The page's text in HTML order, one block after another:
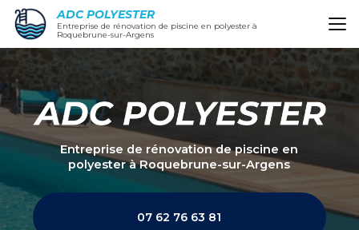
Aller
contenu
principal
ADC POLYESTER
Entreprise de rénovation de piscine en polyester à
Roquebrune-sur-Argens
Entreprise de rénovation de piscine en
polyesterà Roquebrune-sur-Argens
07 62 76 63 81